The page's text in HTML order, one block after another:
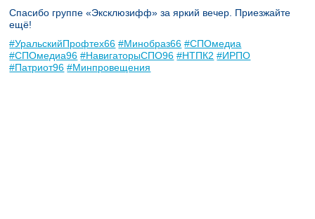
Спасибо группе «Эксклюзифф» за яркий вечер. Приезжайте
ещё!
#УральскийПрофтех66 #Минобраз66 #СПОмедиа
#СПОмедиа96 #НавигаторыСПО96 #НТПК2 #ИРПО
#Патриот96 #Минпровещения